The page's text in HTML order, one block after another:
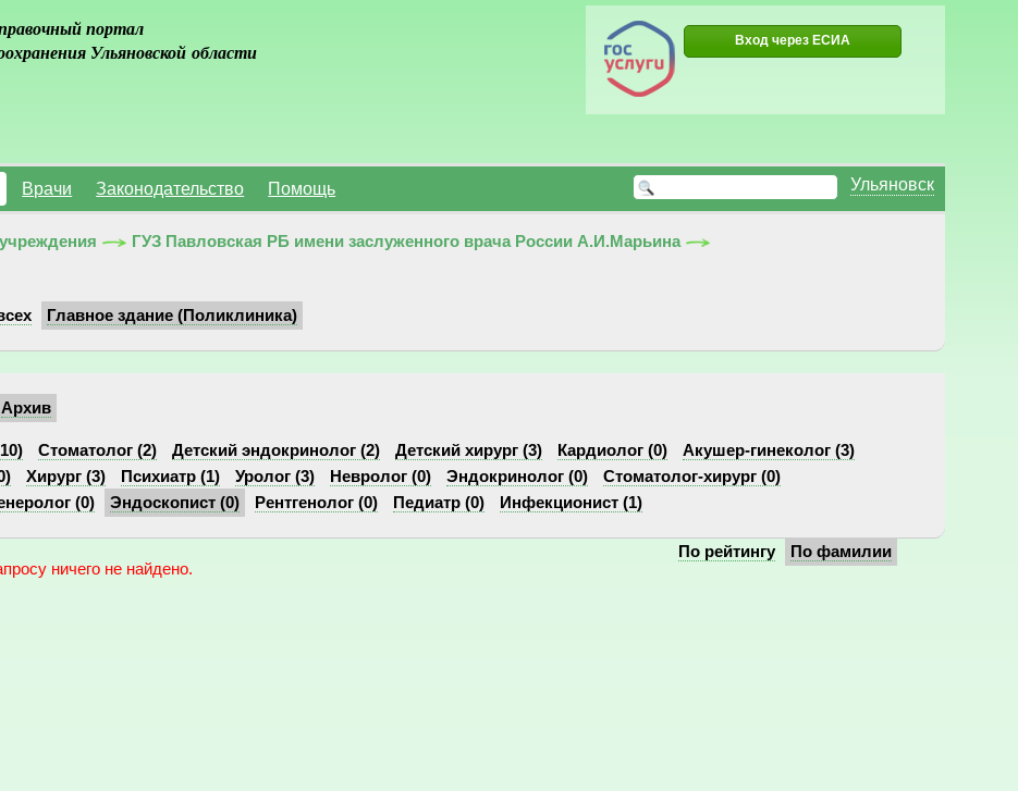
портал
Ульяновской области
Вход через ЕСИА
Ульяновск
Врачи Законодательство Помощь
ГУЗ Павловская РБ имени заслуженного врача России А.И.Марьина
Главное здание (Поликлиника)
Архив
Стоматолог (2) Детский эндокринолог (2) Детский хирург (3) Кардиолог (0)
Акушер-гинеколог (3)
Хирург (3) Психиатр (1) Уролог (3) Невролог (0) Эндокринолог (0)
Стоматолог-хирург (0)
(0)
Эндоскопист (0) Рентгенолог (0) Педиатр (0) Инфекционист (1)
По рейтингу
По фамилии
ничего не найдено.